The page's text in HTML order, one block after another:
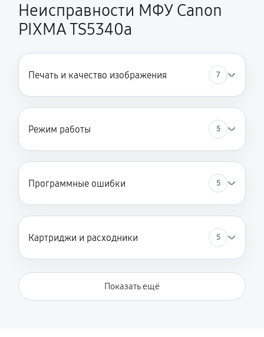
Неисправности МФУ Canon
PIXMA TS5340a
Печать и качество изображения 7
Режим работы 5
Программные ошибки 5
Картриджи и расходники 5
Показать ещё